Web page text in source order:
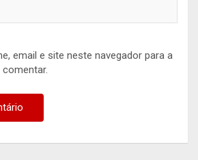
email e site neste navegador para a